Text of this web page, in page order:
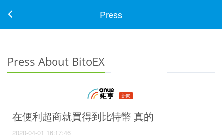
Press
Press About BitoEX
在便利超商就買得到比特幣 真的
2020-04-01 16:17:46